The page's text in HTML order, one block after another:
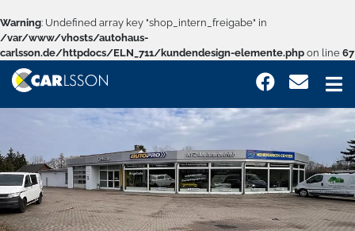
Warning: Undefined array key "shop_intern_freigabe" in
/var/www/vhosts/autohaus-
carlsson.de/httpdocs/ELN_711/kundendesign-elemente.php on line 67